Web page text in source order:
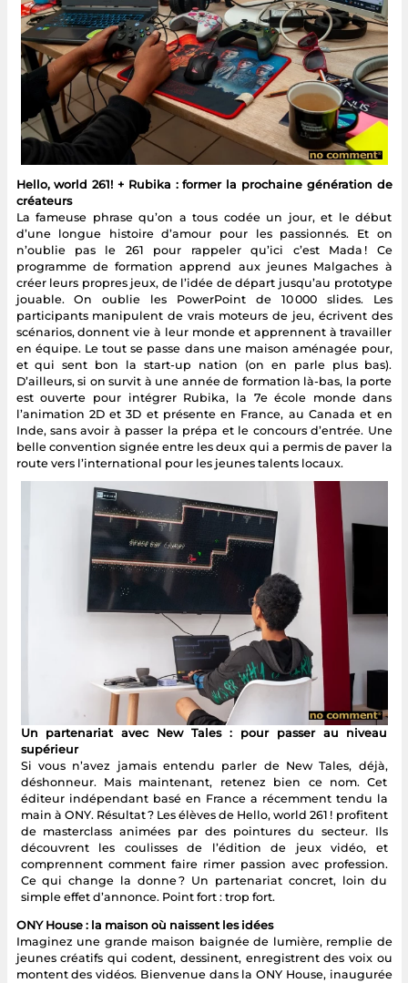
Hello, world 261! + Rubika : former la prochaine génération de
créateurs
La fameuse phrase qu’on a tous codée un jour, et le début
d’une longue histoire d’amour pour les passionnés. Et on
n’oublie pas le 261 pour rappeler qu’ici c’est Mada ! Ce
programme de formation apprend aux jeunes Malgaches à
créer leurs propres jeux, de l’idée de départ jusqu’au prototype
jouable. On oublie les PowerPoint de 10 000 slides. Les
participants manipulent de vrais moteurs de jeu, écrivent des
scénarios, donnent vie à leur monde et apprennent à travailler
en équipe. Le tout se passe dans une maison aménagée pour,
et qui sent bon la start-up nation (on en parle plus bas).
D’ailleurs, si on survit à une année de formation là-bas, la porte
est ouverte pour intégrer Rubika, la 7e école monde dans
l’animation 2D et 3D et présente en France, au Canada et en
Inde, sans avoir à passer la prépa et le concours d’entrée. Une
belle convention signée entre les deux qui a permis de paver la
route vers l’international pour les jeunes talents locaux.
Un partenariat avec New Tales : pour passer au niveau
supérieur
Si vous n’avez jamais entendu parler de New Tales, déjà,
déshonneur. Mais maintenant, retenez bien ce nom. Cet
éditeur indépendant basé en France a récemment tendu la
main à ONY. Résultat ? Les élèves de Hello, world 261 ! profitent
de masterclass animées par des pointures du secteur. Ils
découvrent les coulisses de l’édition de jeux vidéo, et
comprennent comment faire rimer passion avec profession.
Ce qui change la donne ? Un partenariat concret, loin du
simple effet d’annonce. Point fort : trop fort.
ONY House : la maison où naissent les idées
Imaginez une grande maison baignée de lumière, remplie de
jeunes créatifs qui codent, dessinent, enregistrent des voix ou
montent des vidéos. Bienvenue dans la ONY House, inaugurée